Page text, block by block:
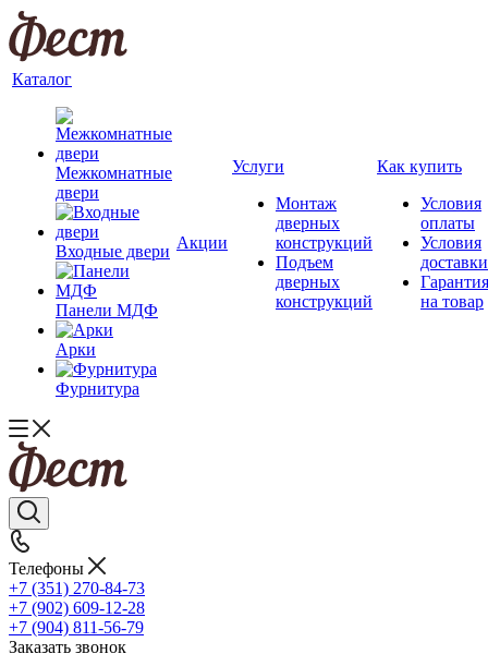
Каталог
Межкомнатные
двери
Входные двери
Панели МДФ
Арки
Фурнитура
Акции
Услуги
Монтаж
дверных
конструкций
Подъем
дверных
конструкций
Как купить
Условия
оплаты
Условия
доставки
Гарантия
на товар
Телефоны
+7 (351) 270-84-73
+7 (902) 609-12-28
+7 (904) 811-56-79
Заказать звонок